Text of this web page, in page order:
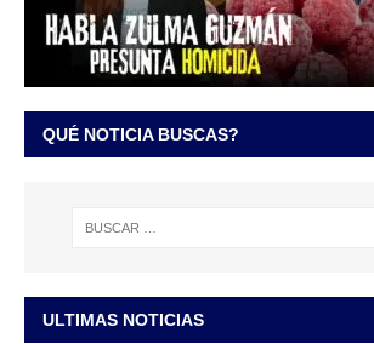
QUÉ NOTICIA BUSCAS?
ULTIMAS NOTICIAS